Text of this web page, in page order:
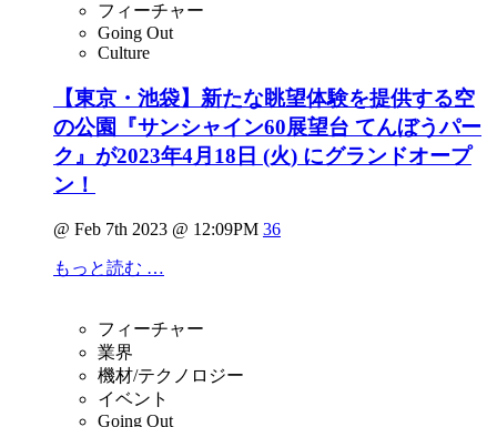
フィーチャー
Going Out
Culture
【東京・池袋】新たな眺望体験を提供する空
の公園『サンシャイン60展望台 てんぼうパー
ク』が2023年4月18日 (火) にグランドオープ
ン！
@ Feb 7th 2023 @ 12:09PM 36
もっと読む …
フィーチャー
業界
機材/テクノロジー
イベント
Going Out